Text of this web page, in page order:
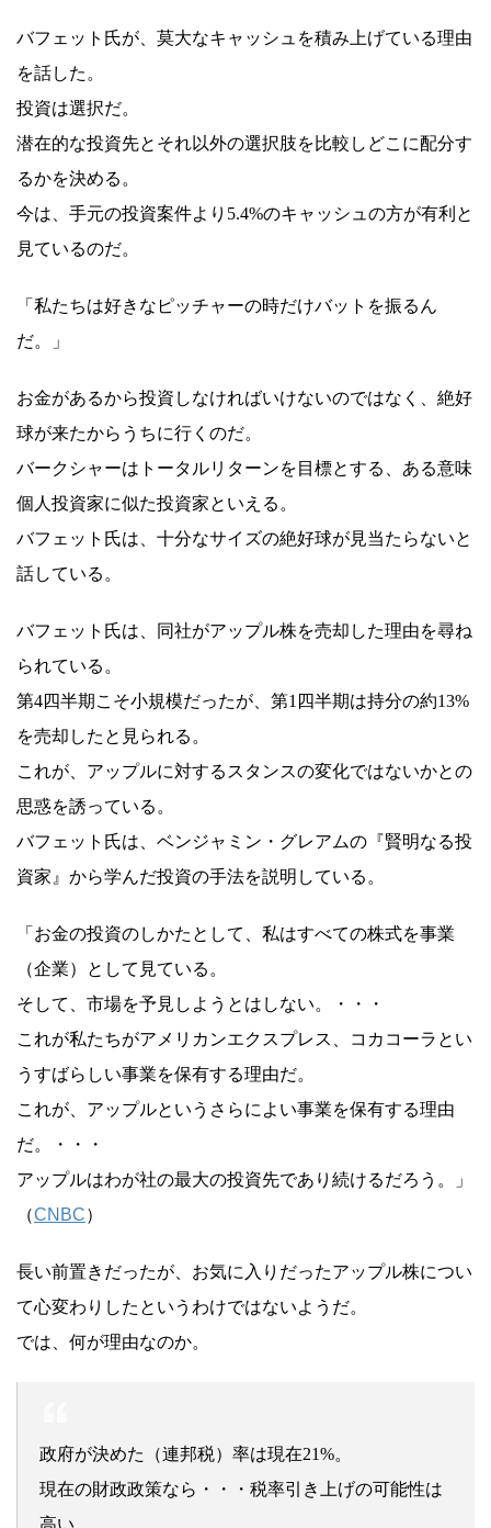
バフェット氏が、莫大なキャッシュを積み上げている理由
を話した。
投資は選択だ。
潜在的な投資先とそれ以外の選択肢を比較しどこに配分す
るかを決める。
今は、手元の投資案件より5.4%のキャッシュの方が有利と
見ているのだ。
「私たちは好きなピッチャーの時だけバットを振るん
だ。」
お金があるから投資しなければいけないのではなく、絶好
球が来たからうちに行くのだ。
バークシャーはトータルリターンを目標とする、ある意味
個人投資家に似た投資家といえる。
バフェット氏は、十分なサイズの絶好球が見当たらないと
話している。
バフェット氏は、同社がアップル株を売却した理由を尋ね
られている。
第4四半期こそ小規模だったが、第1四半期は持分の約13%
を売却したと見られる。
これが、アップルに対するスタンスの変化ではないかとの
思惑を誘っている。
バフェット氏は、ベンジャミン・グレアムの『賢明なる投
資家』から学んだ投資の手法を説明している。
「お金の投資のしかたとして、私はすべての株式を事業
（企業）として見ている。
そして、市場を予見しようとはしない。・・・
これが私たちがアメリカンエクスプレス、コカコーラとい
うすばらしい事業を保有する理由だ。
これが、アップルというさらによい事業を保有する理由
だ。・・・
アップルはわが社の最大の投資先であり続けるだろう。」
（CNBC）
長い前置きだったが、お気に入りだったアップル株につい
て心変わりしたというわけではないようだ。
では、何が理由なのか。
政府が決めた（連邦税）率は現在21%。
現在の財政政策なら・・・税率引き上げの可能性は